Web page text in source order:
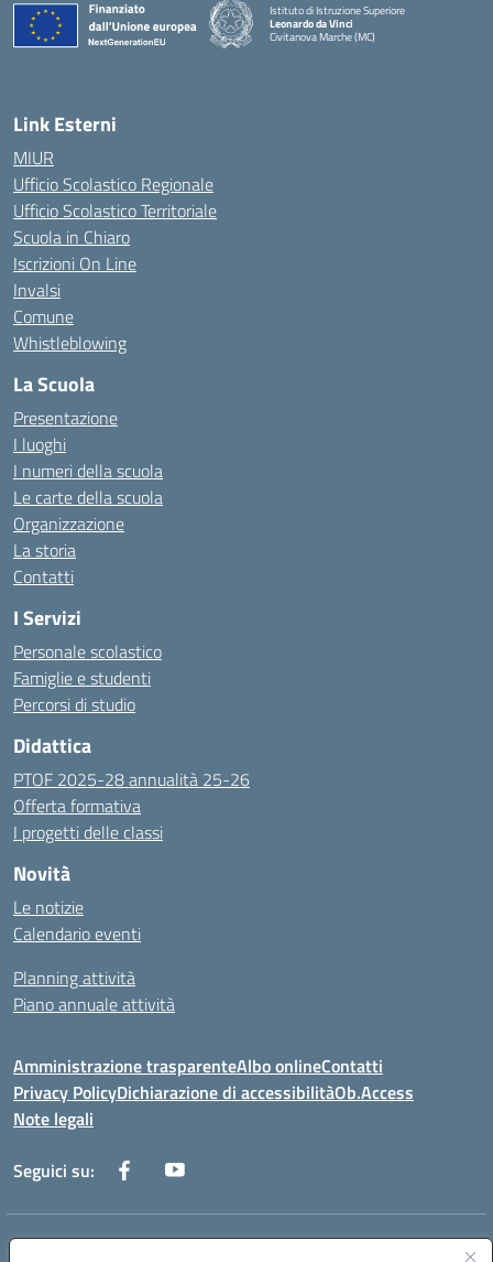
Istituto di Istruzione Superiore
Leonardo da Vinci
Civitanova Marche (MC)
Link Esterni
MIUR
Ufficio Scolastico Regionale
Ufficio Scolastico Territoriale
Scuola in Chiaro
Iscrizioni On Line
Invalsi
Comune
Whistleblowing
La Scuola
Presentazione
I luoghi
I numeri della scuola
Le carte della scuola
Organizzazione
La storia
Contatti
I Servizi
Personale scolastico
Famiglie e studenti
Percorsi di studio
Didattica
PTOF 2025-28 annualità 25-26
Offerta formativa
I progetti delle classi
Novità
Le notizie
Calendario eventi
Planning attività
Piano annuale attività
Amministrazione trasparenteAlbo onlineContatti
Privacy PolicyDichiarazione di accessibilitàOb.Access
Note legali
Seguici su:
Indirizzo: